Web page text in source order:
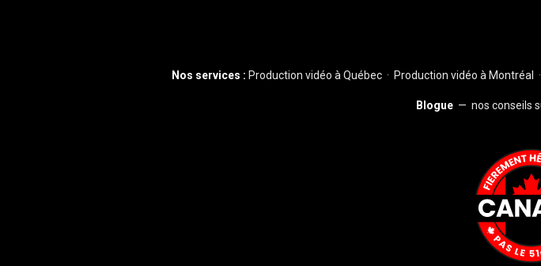
Nos services : Production vidéo à Québec · Production vidéo à Montréal ·
Blogue — nos conseils